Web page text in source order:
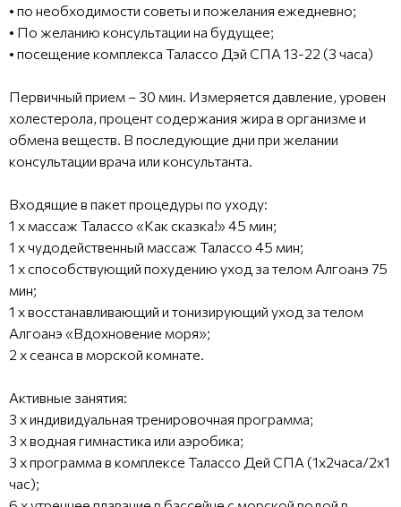
• по необходимости советы и пожелания ежедневно;
• По желанию консультации на будущее;
• посещение комплекса Талассо Дэй СПА 13-22 (3 часа)
Первичный прием – 30 мин. Измеряется давление, уровен
холестерола, процент содержания жира в организме и
обмена веществ. В последующие дни при желании
консультации врача или консультанта.
Входящие в пакет процедуры по уходу:
1 x массаж Талассо «Как сказка!» 45 мин;
1 x чудодейственный массаж Талассо 45 мин;
1 x способствующий похудению уход за телом Алгоанэ 75
мин;
1 x восстанавливающий и тонизирующий уход за телом
Алгоанэ «Вдохновение моря»;
2 x сеанса в морской комнате.
Активные занятия:
3 x индивидуальная тренировочная программа;
3 x водная гимнастика или аэробика;
3 x программа в комплексе Талассо Дей СПА (1х2часа/2х1
час);